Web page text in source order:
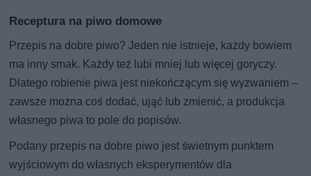
Receptura na piwo domowe
Przepis na dobre piwo? Jeden nie istnieje, każdy bowiem
ma inny smak. Każdy też lubi mniej lub więcej goryczy.
Dlatego robienie piwa jest niekończącym się wyzwaniem –
zawsze można coś dodać, ująć lub zmienić, a produkcja
własnego piwa to pole do popisów.
Podany przepis na dobre piwo jest świetnym punktem
wyjściowym do własnych eksperymentów dla